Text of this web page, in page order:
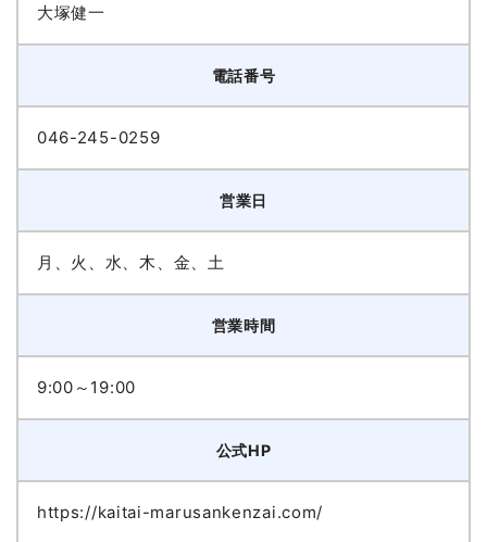
大塚健一
電話番号
046-245-0259
営業日
月、火、水、木、金、土
営業時間
9:00～19:00
公式HP
https://kaitai-marusankenzai.com/